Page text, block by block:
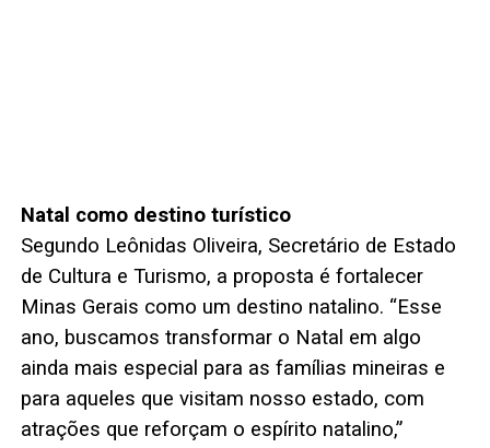
Natal como destino turístico
Segundo Leônidas Oliveira, Secretário de Estado
de Cultura e Turismo, a proposta é fortalecer
Minas Gerais como um destino natalino. “Esse
ano, buscamos transformar o Natal em algo
ainda mais especial para as famílias mineiras e
para aqueles que visitam nosso estado, com
atrações que reforçam o espírito natalino,”